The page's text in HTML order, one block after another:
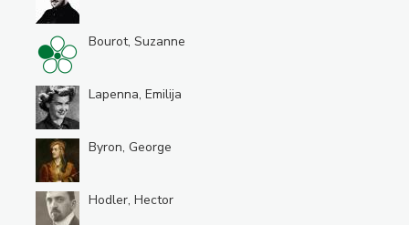
Bourot, Suzanne
Lapenna, Emilija
Byron, George
Hodler, Hector